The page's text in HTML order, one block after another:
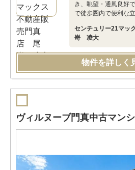
き、眺望・通風良好
で徒歩圏内で便利な立
センチュリー21マッ
嵜 凌大
物件を詳しく
ヴィルヌーブ門真中古マン